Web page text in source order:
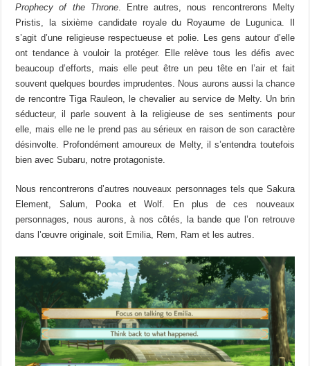
Prophecy of the Throne. Entre autres, nous rencontrerons Melty
Pristis, la sixième candidate royale du Royaume de Lugunica. Il
s’agit d’une religieuse respectueuse et polie. Les gens autour d’elle
ont tendance à vouloir la protéger. Elle relève tous les défis avec
beaucoup d’efforts, mais elle peut être un peu tête en l’air et fait
souvent quelques bourdes imprudentes. Nous aurons aussi la chance
de rencontre Tiga Rauleon, le chevalier au service de Melty. Un brin
séducteur, il parle souvent à la religieuse de ses sentiments pour
elle, mais elle ne le prend pas au sérieux en raison de son caractère
désinvolte. Profondément amoureux de Melty, il s’entendra toutefois
bien avec Subaru, notre protagoniste.
Nous rencontrerons d’autres nouveaux personnages tels que Sakura
Element, Salum, Pooka et Wolf. En plus de ces nouveaux
personnages, nous aurons, à nos côtés, la bande que l’on retrouve
dans l’œuvre originale, soit Emilia, Rem, Ram et les autres.